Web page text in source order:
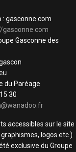
: gasconne.com
gasconne.com
Gasconne des
du Paréage
30
accessibles sur le site
logos etc.)
exclusive du Groupe